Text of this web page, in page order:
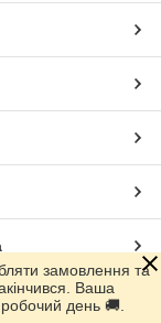
замовлення та
Ваша
день 🚚.